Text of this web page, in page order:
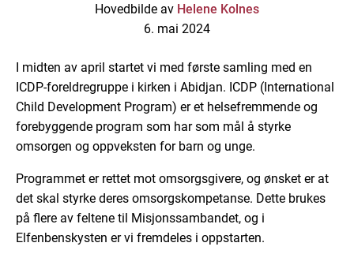
Hovedbilde av Helene Kolnes
6. mai 2024
I midten av april startet vi med første samling med en
ICDP-foreldregruppe i kirken i Abidjan. ICDP (International
Child Development Program) er et helsefremmende og
forebyggende program som har som mål å styrke
omsorgen og oppveksten for barn og unge.
Programmet er rettet mot omsorgsgivere, og ønsket er at
det skal styrke deres omsorgskompetanse. Dette brukes
på flere av feltene til Misjonssambandet, og i
Elfenbenskysten er vi fremdeles i oppstarten.